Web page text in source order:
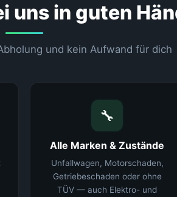
uns in guten
und kein Aufwand für dich
🔧
Alle Marken & Zustände
Unfallwagen, Motorschaden,
Getriebeschaden oder ohne
TÜV — auch Elektro- und